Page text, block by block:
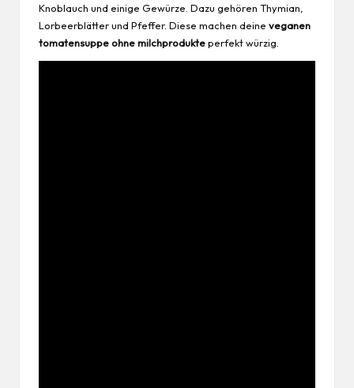
Knoblauch und einige Gewürze. Dazu gehören Thymian,
Lorbeerblätter und Pfeffer. Diese machen deine veganen
tomatensuppe ohne milchprodukteperfekt würzig.